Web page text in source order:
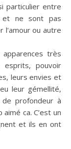
particulier entre
et ne sont pas
ou autre
très
esprits, pouvoir
leurs envies et
leur gémellité,
de profondeur à
ca. C’est un
et ils en ont